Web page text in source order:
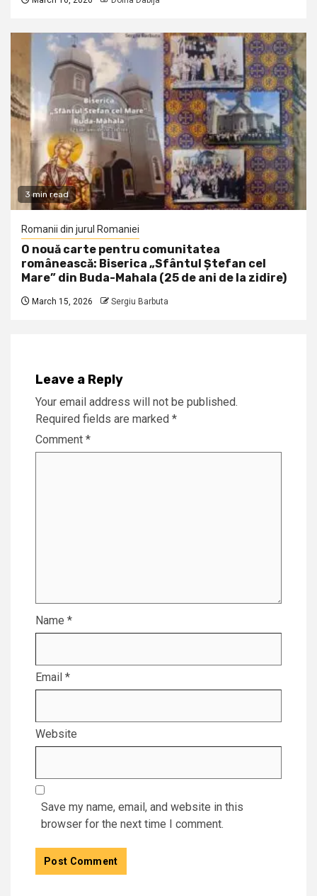
3 min read
Romanii din jurul Romaniei
O nouă carte pentru comunitatea
românească: Biserica „Sfântul Ștefan cel
Mare” din Buda-Mahala (25 de ani de la zidire)
March 15, 2026 Sergiu Barbuta
Leave a Reply
Your email address will not be published.
Required fields are marked *
Comment *
Name *
Email *
Website
Save my name, email, and website in this
browser for the next time I comment.